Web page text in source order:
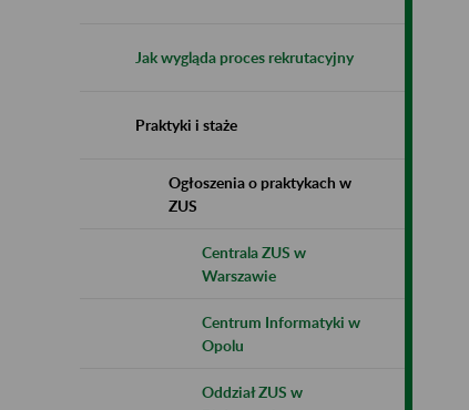
Jak wygląda proces rekrutacyjny
Praktyki i staże
Ogłoszenia o praktykach w
ZUS
Centrala ZUS w
Warszawie
Centrum Informatyki w
Opolu
Oddział ZUS w